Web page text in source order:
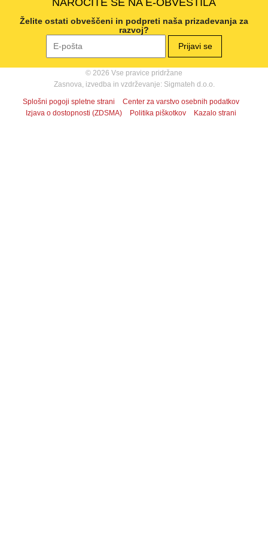
NAROČITE SE NA E-OBVESTILA
Želite ostati obveščeni in podpreti naša prizadevanja za
razvoj?
© 2026 Vse pravice pridržane
Zasnova, izvedba in vzdrževanje: Sigmateh d.o.o.
Splošni pogoji spletne strani
Center za varstvo osebnih podatkov
Izjava o dostopnosti (ZDSMA)
Politika piškotkov Kazalo strani